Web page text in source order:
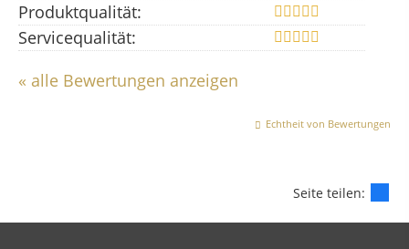
Produktqualität:
Servicequalität:
« alle Bewertungen anzeigen
Echtheit von Bewertungen
Seite teilen: